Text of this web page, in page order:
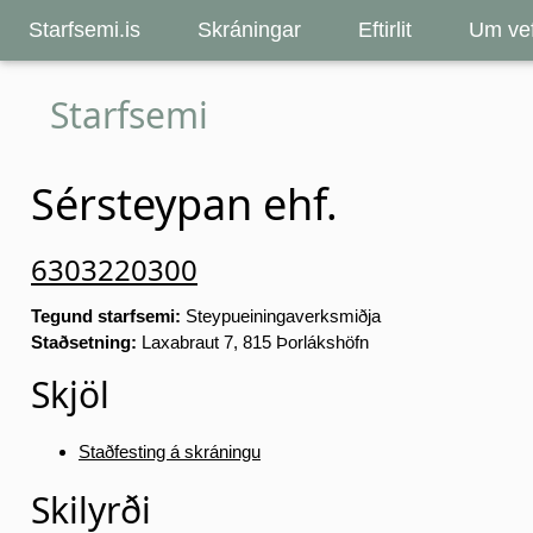
Starfsemi.is Skráningar Eftirlit Um
Starfsemi
Sérsteypan ehf.
6303220300
Tegund starfsemi: Steypueiningaverksmiðja
Staðsetning: Laxabraut 7, 815 Þorlákshöfn
Skjöl
Staðfesting á skráningu
Skilyrði